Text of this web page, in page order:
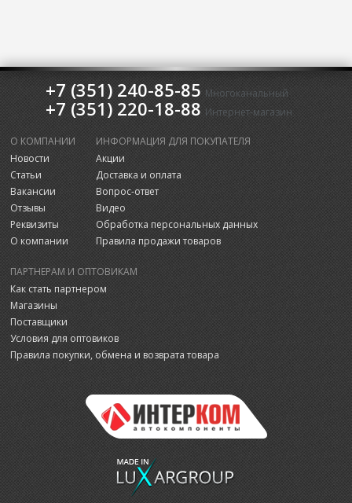
+7 (351) 240-85-85 Многоканальный
+7 (351) 220-18-88 Интернет-магазин
О КОМПАНИИ
Новости
Статьи
Вакансии
Отзывы
Реквизиты
О компании
ИНФОРМАЦИЯ ДЛЯ ПОКУПАТЕЛЯ
Акции
Доставка и оплата
Вопрос-ответ
Видео
Обработка персональных данных
Правила продажи товаров
ПАРТНЕРАМ И ОПТОВИКАМ
Как стать партнером
Магазины
Поставщики
Условия для оптовиков
Правила покупки, обмена и возврата товара